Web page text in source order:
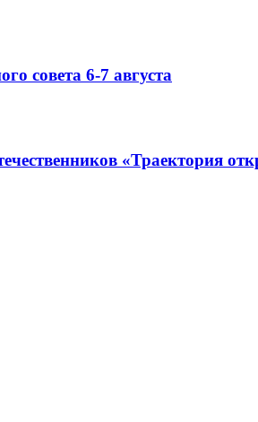
совета 6-7 августа
«Траектория